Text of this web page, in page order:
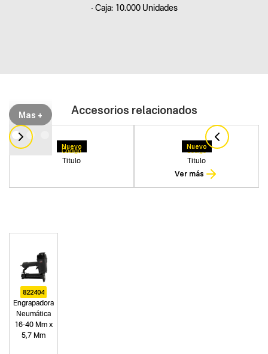
• Caja: 10.000 Unidades
Mas + Accesorios relacionados
Nuevo
Titulo
Codigo
Nuevo
Titulo
Codigo
Ver más
822404
Engrapadora
Neumática
16-40 Mm x
5,7 Mm